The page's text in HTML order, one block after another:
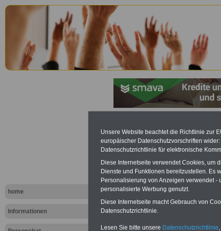
home
Informationen
und
Unsere Website beachtet die Richtlinie zur
europäischer Datenschutzvorschriften
Datenschutzrichtlinie für elektronische
Diese Internetseite verwendet Cookies, um
Dienste und Funktionen bereitzustellen. Es
Personalisierung von Anzeigen verwendet
personalisierte Werbung genutzt.
Diese Internetseite macht Gebrauch von
Datenschutzrichtlinie.
Lesen Sie bitte unsere Datenschutzrichtlinie